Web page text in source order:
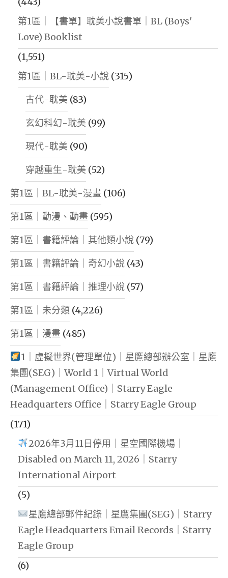
第1區｜【書單】耽美小說書單｜BL (Boys'
Love) Booklist
(1,551)
第1區｜BL-耽美-小說 (315)
古代-耽美 (83)
玄幻科幻-耽美 (99)
現代-耽美 (90)
穿越重生-耽美 (52)
第1區｜BL-耽美-漫畫 (106)
第1區｜動漫、動畫 (595)
第1區｜書籍評論｜其他類小說 (79)
第1區｜書籍評論｜奇幻小說 (43)
第1區｜書籍評論｜推理小說 (57)
第1區｜未分類 (4,226)
第1區｜漫畫 (485)
1｜虛擬世界(管理單位)｜星鷹總部辦公室｜星鷹
集團(SEG)｜World 1｜Virtual World
(Management Office)｜Starry Eagle
Headquarters Office｜Starry Eagle Group
(171)
2026年3月11日停用｜星空國際機場｜
Disabled on March 11, 2026｜Starry
International Airport
(5)
星鷹總部郵件紀錄｜星鷹集團(SEG)｜Starry
Eagle Headquarters Email Records｜Starry
Eagle Group
(6)